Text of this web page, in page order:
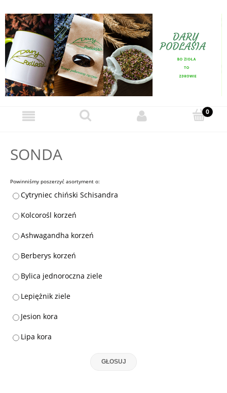
SONDA
Powinniśmy poszerzyć asortyment o:
Cytryniec chiński Schisandra
Kolcorośl korzeń
Ashwagandha korzeń
Berberys korzeń
Bylica jednoroczna ziele
Lepiężnik ziele
Jesion kora
Lipa kora
GŁOSUJ